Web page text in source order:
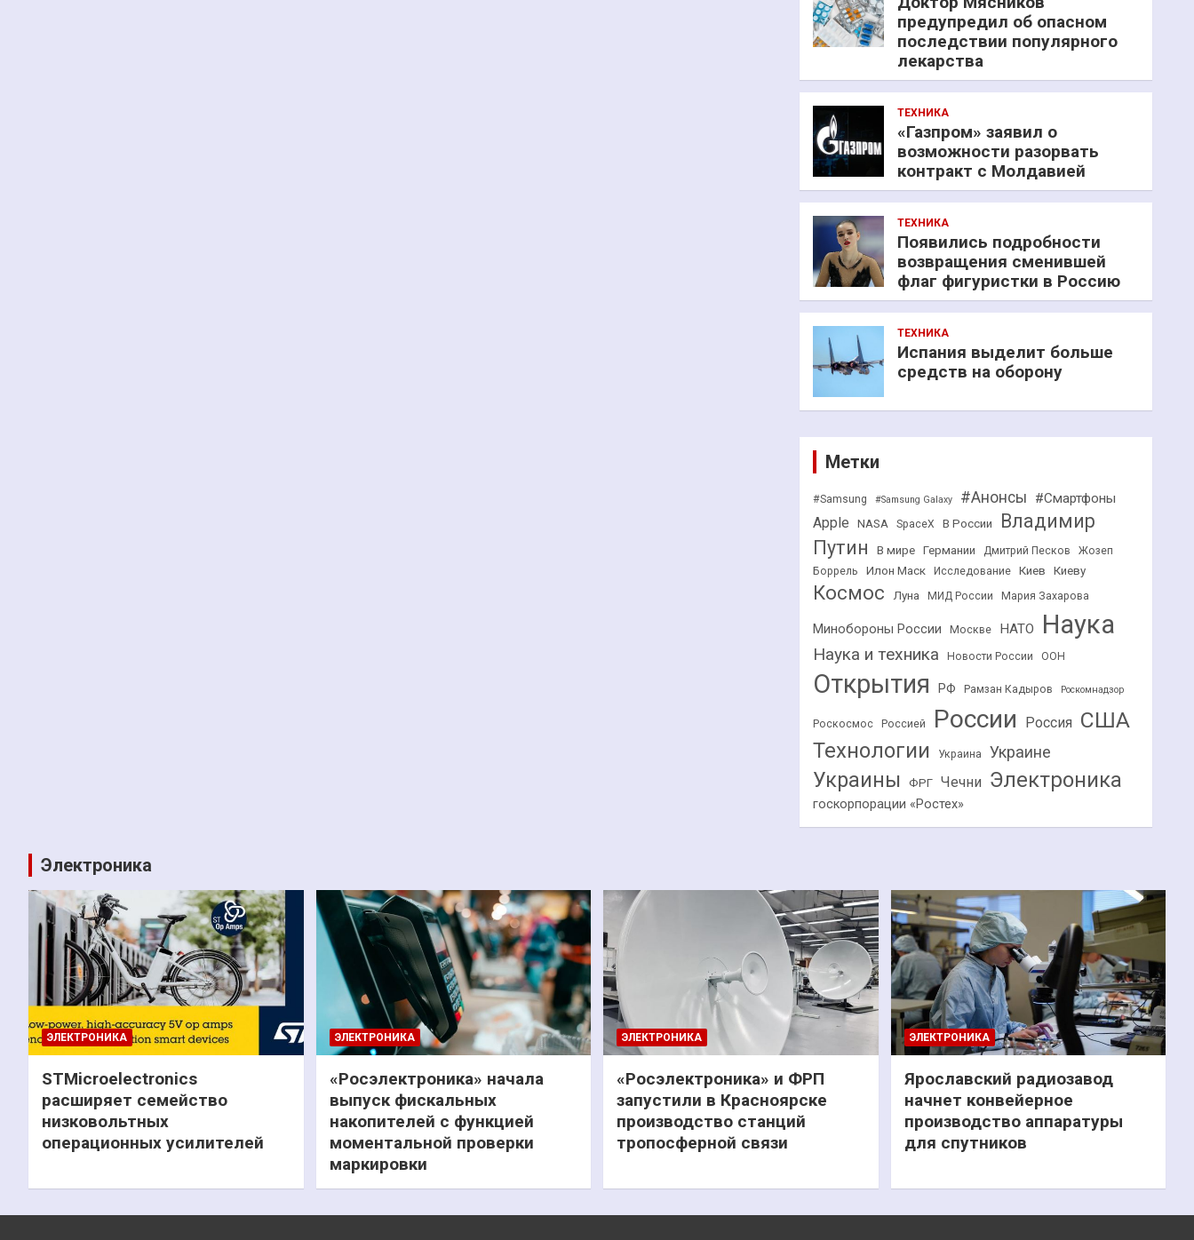
предупредил об опасном
последствии популярного
лекарства
ТЕХНИКА
«Газпром» заявил о
возможности разорвать
контракт с Молдавией
ТЕХНИКА
Появились подробности
возвращения сменившей
флаг фигуристки в Россию
ТЕХНИКА
Испания выделит больше
средств на оборону
Метки
#Samsung #Samsung Galaxy #Анонсы #Смартфоны
Apple NASA SpaceX В России
Владимир
Путин
В мире Германии Дмитрий Песков
Жозеп
Боррель
Илон Маск Исследование Киев Киеву
Космос Луна МИД России Мария Захарова
Минобороны России Москве НАТО Наука
Наука и техника Новости России ООН
Открытия РФ Рамзан Кадыров Роскомнадзор
Роскосмос Россией России Россия США
Технологии Украина Украине
Украины ФРГ Чечни Электроника
госкорпорации «Ростех»
Электроника
ЭЛЕКТРОНИКА
STMicroelectronics
расширяет семейство
низковольтных
операционных усилителей
ЭЛЕКТРОНИКА
«Росэлектроника» начала
выпуск фискальных
накопителей с функцией
моментальной проверки
маркировки
ЭЛЕКТРОНИКА
«Росэлектроника» и ФРП
запустили в Красноярске
производство станций
тропосферной связи
ЭЛЕКТРОНИКА
Ярославский радиозавод
начнет конвейерное
производство аппаратуры
для спутников